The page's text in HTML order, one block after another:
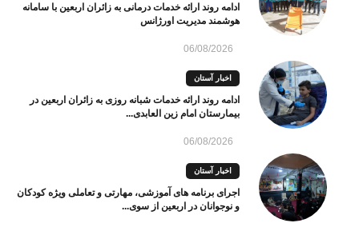
ادامه روند ارائه خدمات درمانی به زائران اربعین با سامانه
هوشمند مدیریت اورژانس
06/08/2026
اخبار آستان
ادامه روند ارائه خدمات شبانه روزی به زائران اربعین در
بیمارستان امام زین العابدی...
06/08/2026
اخبار آستان
اجرای برنامه های آموزشی، مهارتی و تعاملی ویژه کودکان
و نوجوانان در اربعین از سوی...